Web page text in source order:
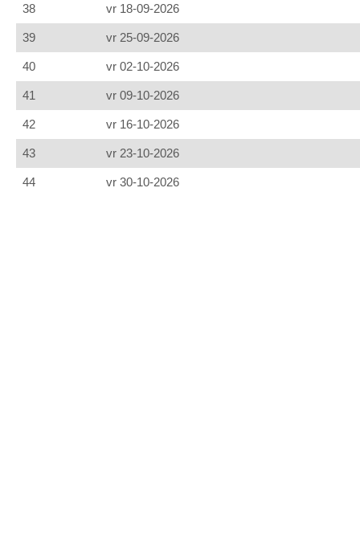
38 vr 18-09-2026
39 vr 25-09-2026
40 vr 02-10-2026
41 vr 09-10-2026
42 vr 16-10-2026
43 vr 23-10-2026
44 vr 30-10-2026